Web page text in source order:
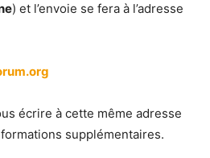
) et l’envoie se fera à l’adresse
écrire à cette même adresse
supplémentaires.